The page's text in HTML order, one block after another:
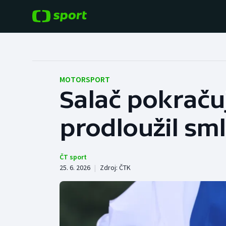
Hokej
Tenis
Cyklistika
Baseball a softbal
Basketbal
Boby a skeleton
MOTORSPORT
Salač
prodloužil
ČT sport
25. 6. 2026 | Zdroj: ČTK